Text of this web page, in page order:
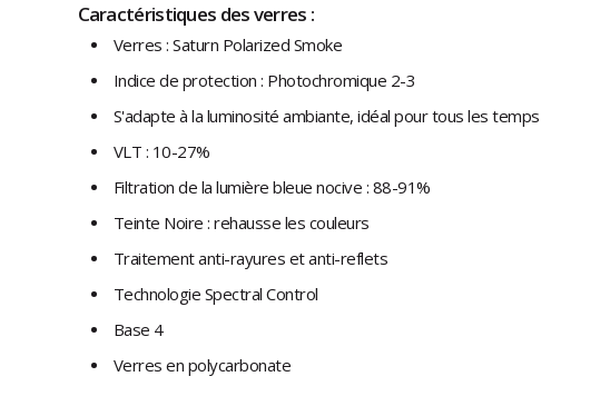
Caractéristiques des verres :
Verres : Saturn Polarized Smoke
Indice de protection : Photochromique 2-3
S'adapte à la luminosité ambiante, idéal pour tous les temps
VLT : 10-27%
Filtration de la lumière bleue nocive : 88-91%
Teinte Noire : rehausse les couleurs
Traitement anti-rayures et anti-reflets
Technologie Spectral Control
Base 4
Verres en polycarbonate